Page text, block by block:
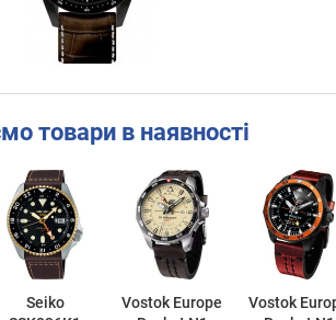
товари в наявності
Seiko
Vostok Europe
Vostok